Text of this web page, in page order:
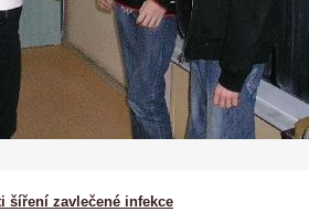
šíření zavlečené infekce